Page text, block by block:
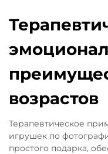
возрастов
Терапевтическое
игрушек по
простого подарка,